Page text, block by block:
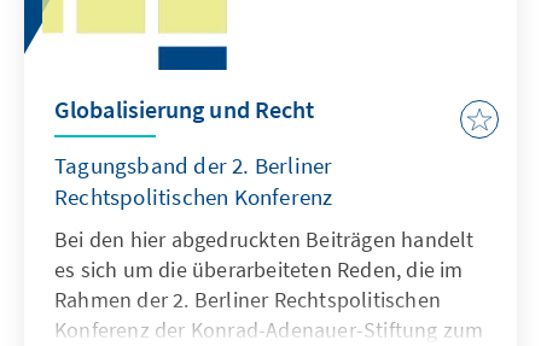
Globalisierung und Recht
Tagungsband der 2. Berliner
Rechtspolitischen Konferenz
Bei den hier abgedruckten Beiträgen handelt
es sich um die überarbeiteten Reden, die im
Rahmen der 2. Berliner Rechtspolitischen
Konferenz der Konrad-Adenauer-Stiftung zum